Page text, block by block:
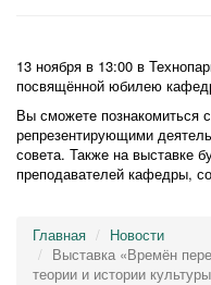
13 ноября в 13:00 в
посвящённой юбилею
Вы сможете познакомиться
репрезентирующими
совета. Также на выставке
преподавателей кафедры,
Главная
Новости
Выставка «Времён
теории и истории культуры